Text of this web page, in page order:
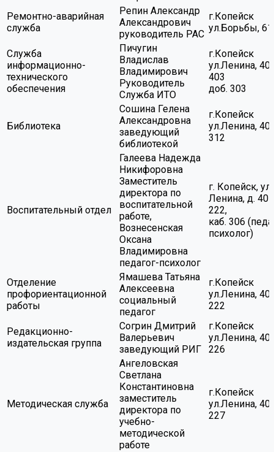
Ремонтно-аварийная
служба
Репин Александр
Александрович
руководитель РАС
г.Копейск
ул.Борьбы, 61
Служба
информационно-
технического
обеспечения
Пичугин
Владислав
Владимирович
Руководитель
Служба ИТО
г.Копейск
ул.Ленина,
403
доб. 303
Библиотека
Сошина Гелена
Александровна
заведующий
библиотекой
г.Копейск
ул.Ленина, 40,
312
Воспитательный отдел
Галеева Надежда
Никифоровна
Заместитель
директора по
воспитательной
работе,
Вознесенская
Оксана
Владимировна
педагог-психолог
г. Копейск, ул.
Ленина, д. 40
222,
каб. 306
психолог)
Отделение
профориентационной
работы
Ямашева Татьяна
Алексеевна
социальный
педагог
г.Копейск
ул.Ленина, 40,
222
Редакционно-
издательская группа
Согрин Дмитрий
Валерьевич
заведующий РИГ
г.Копейск
ул.Ленина, 40,
226
Методическая служба
Ангеловская
Светлана
Константиновна
заместитель
директора по
учебно-
методической
работе
г.Копейск
ул.Ленина, 40,
227